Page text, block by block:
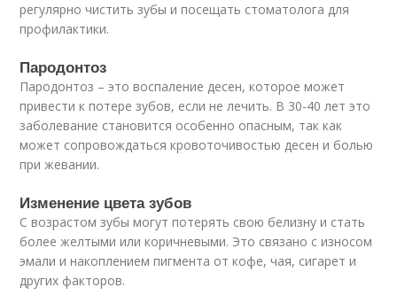
регулярно чистить зубы и посещать стоматолога для
профилактики.
Пародонтоз
Пародонтоз – это воспаление десен, которое может
привести к потере зубов, если не лечить. В 30-40 лет это
заболевание становится особенно опасным, так как
может сопровождаться кровоточивостью десен и болью
при жевании.
Изменение цвета зубов
С возрастом зубы могут потерять свою белизну и стать
более желтыми или коричневыми. Это связано с износом
эмали и накоплением пигмента от кофе, чая, сигарет и
других факторов.